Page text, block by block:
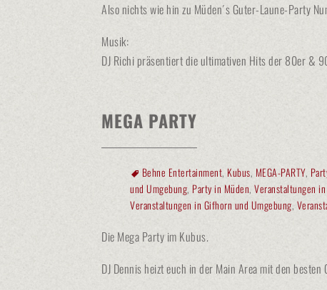
Also nichts wie hin zu Müden´s Guter-Laune-Party
Musik:
DJ Richi präsentiert die ultimativen Hits der 80er &
MEGA PARTY
Behne Entertainment, Kubus, MEGA-PARTY,
und Umgebung, Party in Müden, Veranstaltungen
Veranstaltungen in Gifhorn und Umgebung,
Die Mega Party im Kubus.
DJ Dennis heizt euch in der Main Area mit den